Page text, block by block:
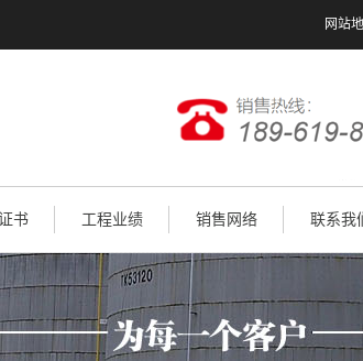
网站
书 工程业绩 销售网络 联系我